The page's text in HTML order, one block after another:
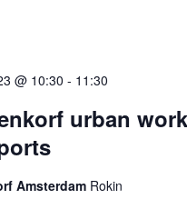
@ 10:30 - 11:30
urban
Amsterdam Rokin